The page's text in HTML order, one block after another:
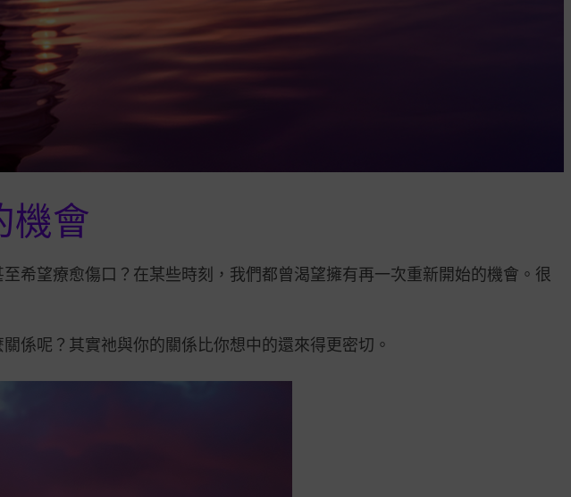
機會
希望療愈傷口？在某些時刻，我們都曾渴望擁有再一次重新開始的機會。很
係呢？其實祂與你的關係比你想中的還來得更密切。